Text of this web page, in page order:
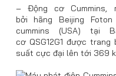
– Động cơ Cummins,
bởi hãng Beijing
cummins (USA) tại
cơ QSG12G1 được trang
suất cực đại lên tới 369